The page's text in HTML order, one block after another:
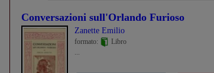
Conversazioni sull'Orlando Furioso
Zanette Emilio
formato:
Libro
...